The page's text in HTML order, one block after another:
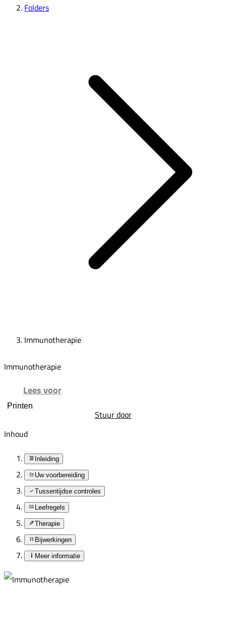
Folders
Immunotherapie
Immunotherapie
Lees voor
Printen
Stuur door
Inhoud
Inleiding
Uw voorbereiding
Tussentijdse controles
Leefregels
Therapie
Bijwerkingen
Meer informatie